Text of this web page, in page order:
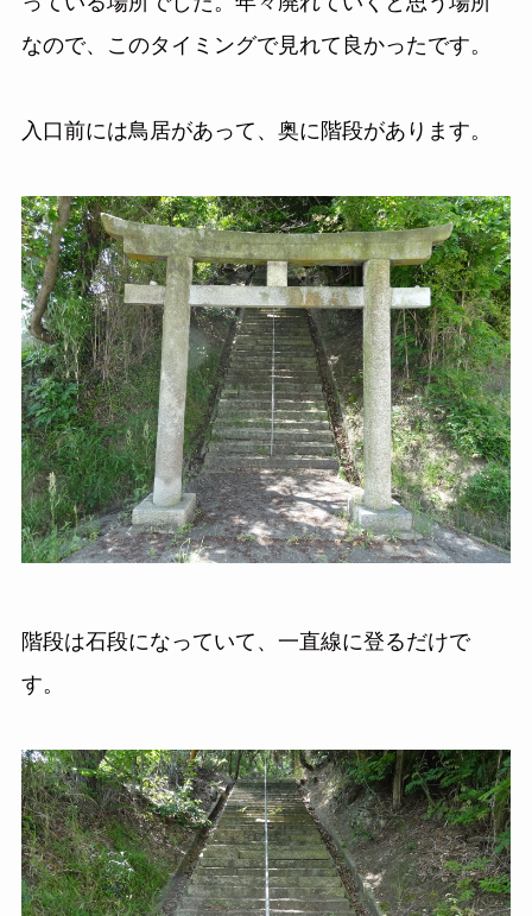
なので、このタイミングで見れて良かったです。
入口前には鳥居があって、奥に階段があります。
階段は石段になっていて、一直線に登るだけで
す。